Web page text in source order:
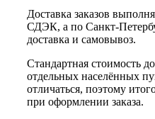
Доставка заказов
СДЭК, а по Санкт-
доставка и самовывоз.
Стандартная стоимость
отдельных населённых
отличаться, поэтому
при оформлении заказа.